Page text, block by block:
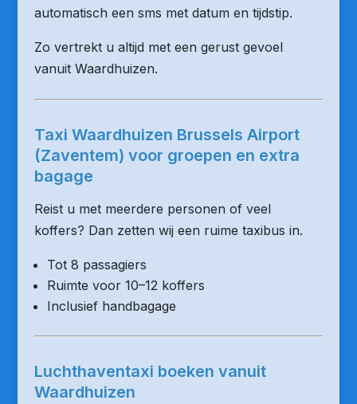
automatisch een sms met datum en tijdstip.
Zo vertrekt u altijd met een gerust gevoel
vanuit Waardhuizen.
Taxi Waardhuizen Brussels Airport
(Zaventem) voor groepen en extra
bagage
Reist u met meerdere personen of veel
koffers? Dan zetten wij een ruime taxibus in.
Tot 8 passagiers
Ruimte voor 10–12 koffers
Inclusief handbagage
Luchthaventaxi boeken vanuit
Waardhuizen